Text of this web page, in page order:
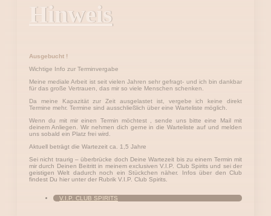
Hinweis
Ausgebucht !
Wichtige Info zur Terminvergabe
Meine mediale Arbeit ist seit vielen Jahren sehr gefragt- und ich bin dankbar
für das große Vertrauen, das mir so viele Menschen schenken.
Da meine Kapazität zur Zeit ausgelastet ist, vergebe ich keine direkt
Termine mehr. Termine sind ausschließlich über eine Warteliste möglich.
Wenn du mit mir einen Termin möchtest , sende uns bitte eine Mail mit
deinem Anliegen. Wir nehmen dich gerne in die Warteliste auf und melden
uns sobald ein Platz frei wird.
Aktuell beträgt die Wartezeit ca. 1,5 Jahre
Sei nicht traurig – überbrücke doch Deine Wartezeit bis zu einem Termin mit
mir durch Deinen Beitritt in meinem exclusiven V.I.P. Club Spirits und sei der
geistigen Welt dadurch noch ein Stückchen näher. Infos über den Club
findest Du hier unter der Rubrik V.I.P. Club Spirits.
V.I.P. CLUB SPIRITS